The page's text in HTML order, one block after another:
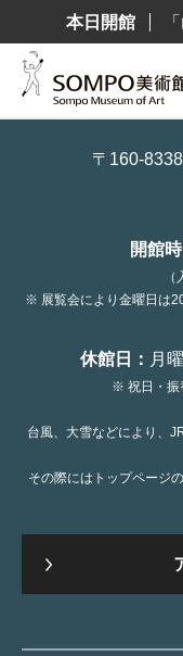
テ
本日開館
〒160-
開館時
※ 展覧会により金曜日は
休館日： 月
※ 祝日・振
台風、大雪などにより、
その際にはトップページ